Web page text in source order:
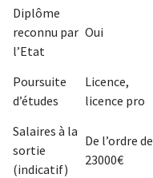
Diplôme
reconnu par
l’Etat
Oui
Poursuite
d’études
Licence,
licence pro
Salaires à la
sortie
(indicatif)
De l’ordre de
23000€